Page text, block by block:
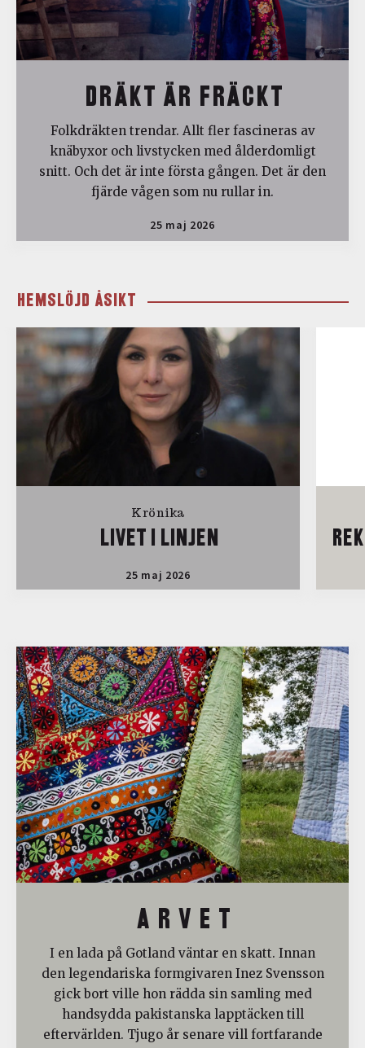
DRÄKT ÄR FRÄCKT
Folkdräkten trendar. Allt fler fascineras av
knäbyxor och livstycken med ålderdomligt
snitt. Och det är inte första gången. Det är den
fjärde vågen som nu rullar in.
25 maj 2026
HEMSLÖJD ÅSIKT
Krönika
LIVET I LINJEN
25 maj 2026
A R V E T
I en lada på Gotland väntar en skatt. Innan
den legendariska formgivaren Inez Svensson
gick bort ville hon rädda sin samling med
handsydda pakistanska lapptäcken till
eftervärlden. Tjugo år senare vill fortfarande